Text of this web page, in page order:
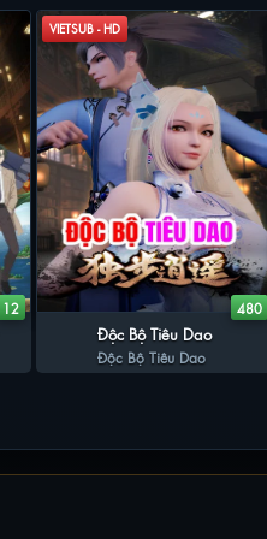
12
VIETSUB - HD
480
Độc Bộ Tiêu Dao
Độc Bộ Tiêu Dao